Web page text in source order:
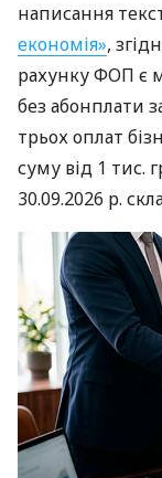
написання
економія»,
рахунку ФОП є
без абонплати
трьох оплат
суму від 1 тис.
30.09.2026 р.